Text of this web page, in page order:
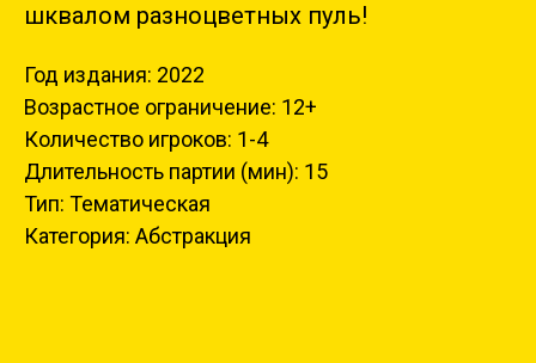
шквалом разноцветных пуль!
Год издания: 2022
Возрастное ограничение: 12+
Количество игроков: 1-4
Длительность партии (мин): 15
Тип: Тематическая
Категория: Абстракция